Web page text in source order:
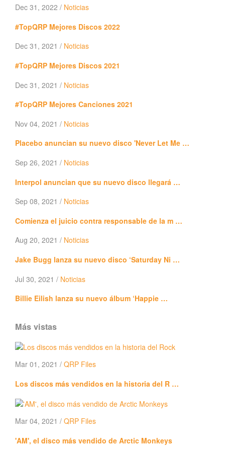
Dec 31, 2022 / Noticias
#TopQRP Mejores Discos 2022
Dec 31, 2021 / Noticias
#TopQRP Mejores Discos 2021
Dec 31, 2021 / Noticias
#TopQRP Mejores Canciones 2021
Nov 04, 2021 / Noticias
Placebo anuncian su nuevo disco 'Never Let Me …
Sep 26, 2021 / Noticias
Interpol anuncian que su nuevo disco llegará …
Sep 08, 2021 / Noticias
Comienza el juicio contra responsable de la m …
Aug 20, 2021 / Noticias
Jake Bugg lanza su nuevo disco ‘Saturday Ni …
Jul 30, 2021 / Noticias
Billie Eilish lanza su nuevo álbum ‘Happie …
Más vistas
Mar 01, 2021 / QRP Files
Los discos más vendidos en la historia del R …
Mar 04, 2021 / QRP Files
'AM', el disco más vendido de Arctic Monkeys